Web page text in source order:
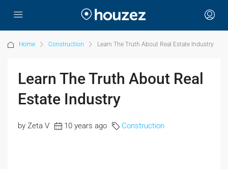
Home Construction Learn The Truth About Real Estate Industry
Learn The Truth About Real
Estate Industry
by Zeta V 10 years ago Construction